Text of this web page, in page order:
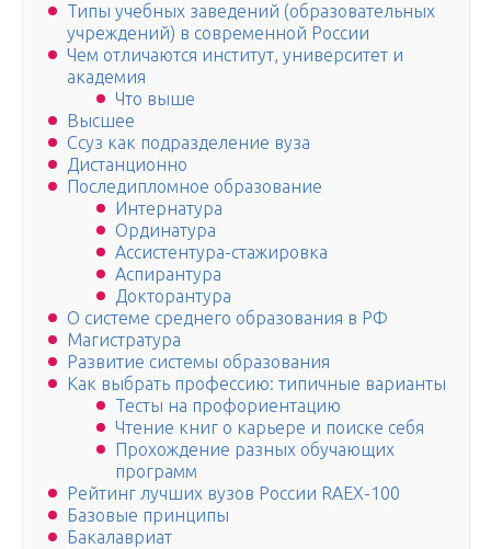
Типы учебных заведений (образовательных
учреждений) в современной России
Чем отличаются институт, университет и
академия
Что выше
Высшее
Ссуз как подразделение вуза
Дистанционно
Последипломное образование
Интернатура
Ординатура
Ассистентура-стажировка
Аспирантура
Докторантура
О системе среднего образования в РФ
Магистратура
Развитие системы образования
Как выбрать профессию: типичные варианты
Тесты на профориентацию
Чтение книг о карьере и поиске себя
Прохождение разных обучающих
программ
Рейтинг лучших вузов России RAEX-100
Базовые принципы
Бакалавриат